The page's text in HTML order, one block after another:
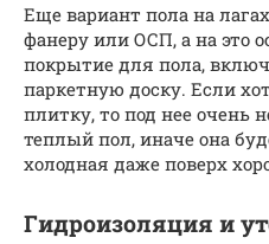
Еще вариант пола на
фанеру или ОСП, а на это
покрытие для пола,
паркетную доску. Если
плитку, то под нее очень
теплый пол, иначе она
холодная даже поверх
Гидроизоляция и